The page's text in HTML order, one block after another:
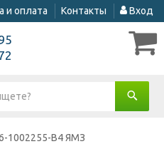
и оплата Контакты Вход
1002255-В4 ЯМЗ